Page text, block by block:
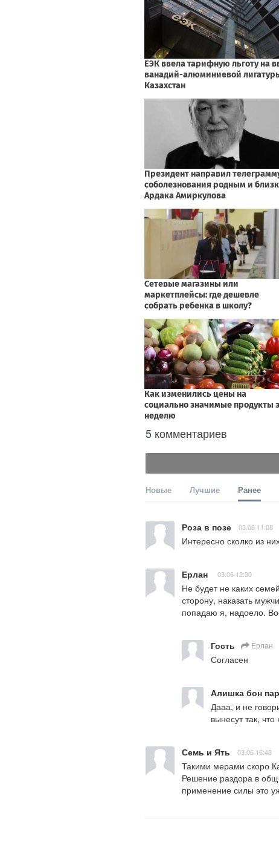
5 комментариев
Новые Лучшие Ранее
Роза в позе 03.06 11:08
Интересно сколко из
Ерлан 03.06 12:30
Не будет не каких
сторону, наказать
попадаю я, надоело.
Гость Ерлан
Согласен
Алишка бон
Дааа, и не
вынесут так,
Семь и Ять 03.06 16:48
Такими мерами скоро
Решение раздора в
применение силы это